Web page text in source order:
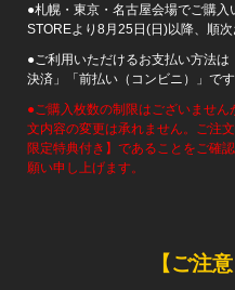
●札幌・東京・名古屋会場でご購
STOREより8月25日(日)以降、順次
●ご利用いただけるお支払い方法
決済」「前払い（コンビニ）」です
●ご購入枚数の制限はございませ
文内容の変更は承れません。ご注
限定特典付き】であることをご確
願い申し上げます。
【ご注